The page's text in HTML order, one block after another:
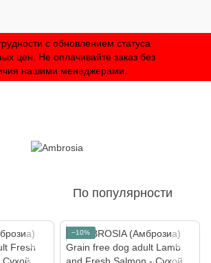
с обновлением статуса
цен. Не оплачивайте заказ без
нашими менеджерами.
По популярности
−10%